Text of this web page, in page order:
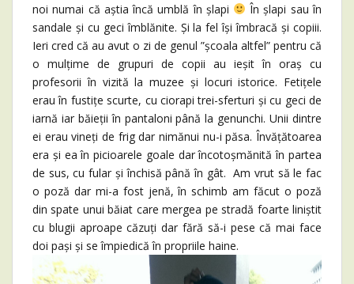
noi numai că aștia încă umblă în șlapi
În șlapi sau în
sandale și cu geci îmblănite. Și la fel își îmbracă și copiii.
Ieri cred că au avut o zi de genul ”școala altfel” pentru că
o mulțime de grupuri de copii au ieșit în oraș cu
profesorii în vizită la muzee și locuri istorice. Fetițele
erau în fustițe scurte, cu ciorapi trei-sferturi și cu geci de
iarnă iar băieții în pantaloni până la genunchi. Unii dintre
ei erau vineți de frig dar nimănui nu-i păsa. Învățătoarea
era și ea în picioarele goale dar încotoșmănită în partea
de sus, cu fular și închisă până în gât. Am vrut să le fac
o poză dar mi-a fost jenă, în schimb am făcut o poză
din spate unui băiat care mergea pe stradă foarte liniștit
cu blugii aproape căzuți dar fără să-i pese că mai face
doi pași și se împiedică în propriile haine.